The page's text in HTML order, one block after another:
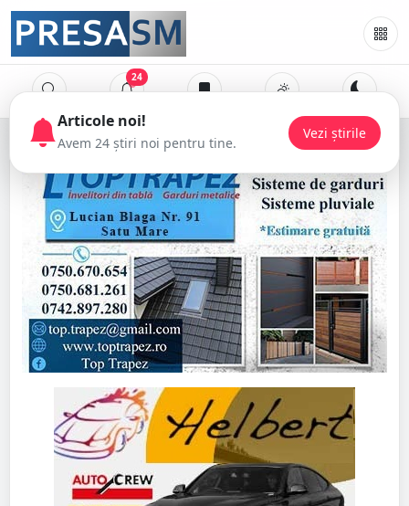
24
Articole noi!
Avem 24 știri noi pentru tine.
Vezi știrile